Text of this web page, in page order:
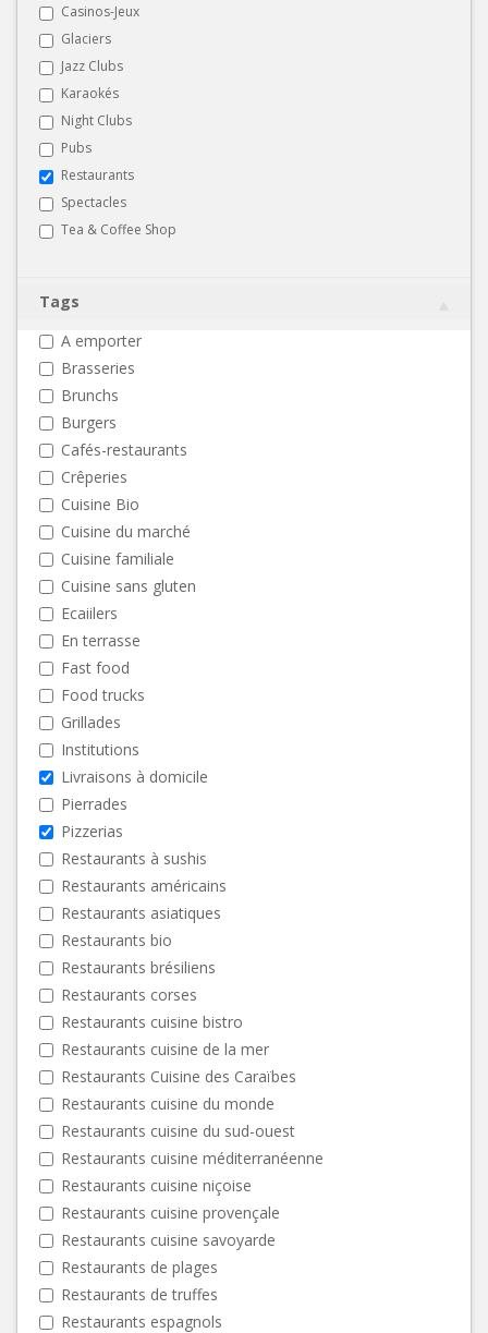
Casinos-Jeux
Glaciers
Jazz Clubs
Karaokés
Night Clubs
Pubs
Restaurants
Spectacles
Tea & Coffee Shop
Tags
A emporter
Brasseries
Brunchs
Burgers
Cafés-restaurants
Crêperies
Cuisine Bio
Cuisine du marché
Cuisine familiale
Cuisine sans gluten
Ecaiilers
En terrasse
Fast food
Food trucks
Grillades
Institutions
Livraisons à domicile
Pierrades
Pizzerias
Restaurants à sushis
Restaurants américains
Restaurants asiatiques
Restaurants bio
Restaurants brésiliens
Restaurants corses
Restaurants cuisine bistro
Restaurants cuisine de la mer
Restaurants Cuisine des Caraïbes
Restaurants cuisine du monde
Restaurants cuisine du sud-ouest
Restaurants cuisine méditerranéenne
Restaurants cuisine niçoise
Restaurants cuisine provençale
Restaurants cuisine savoyarde
Restaurants de plages
Restaurants de truffes
Restaurants espagnols